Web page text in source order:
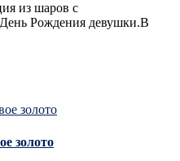
из шаров с
Рождения девушки.В
золото